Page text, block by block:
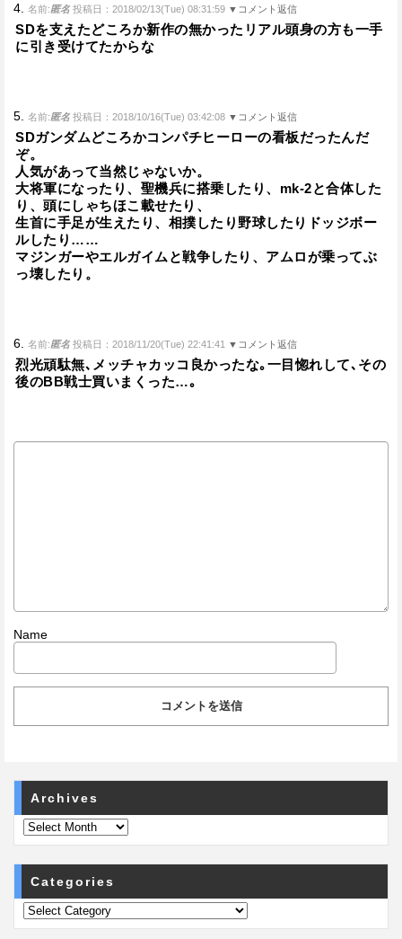
4. 名前:匿名 投稿日：2018/02/13(Tue) 08:31:59 ▼コメント返信
SDを支えたどころか新作の無かったリアル頭身の方も一手
に引き受けてたからな
5. 名前:匿名 投稿日：2018/10/16(Tue) 03:42:08 ▼コメント返信
SDガンダムどころかコンパチヒーローの看板だったんだ
ぞ。
人気があって当然じゃないか。
大将軍になったり、聖機兵に搭乗したり、mk-2と合体した
り、頭にしゃちほこ載せたり、
生首に手足が生えたり、相撲したり野球したりドッジボー
ルしたり……
マジンガーやエルガイムと戦争したり、アムロが乗ってぶ
っ壊したり。
6. 名前:匿名 投稿日：2018/11/20(Tue) 22:41:41 ▼コメント返信
烈光頑駄無､メッチャカッコ良かったな｡一目惚れして､その
後のBB戦士買いまくった…｡
Name
Archives
Categories